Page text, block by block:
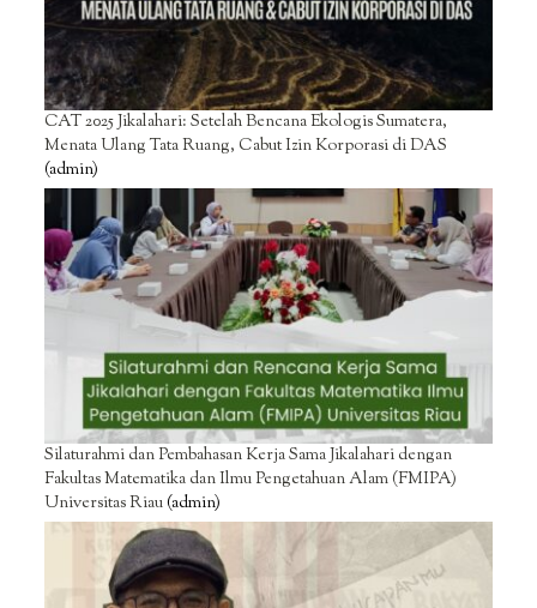
CAT 2025 Jikalahari: Setelah Bencana Ekologis Sumatera,
Menata Ulang Tata Ruang, Cabut Izin Korporasi di DAS
(admin)
Silaturahmi dan Pembahasan Kerja Sama Jikalahari dengan
Fakultas Matematika dan Ilmu Pengetahuan Alam (FMIPA)
Universitas Riau(admin)